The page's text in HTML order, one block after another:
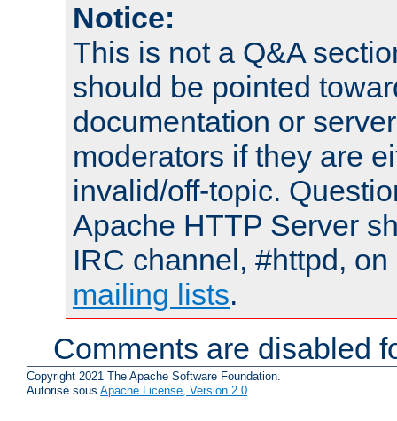
Notice:
This is not a Q&A
should be pointed
documentation or
moderators if they are
invalid/off-topic.
Apache HTTP Server
IRC channel, #httpd,
mailing lists.
Comments are disabled
Copyright 2021 The Apache Software Foundation.
Autorisé sous Apache License, Version 2.0